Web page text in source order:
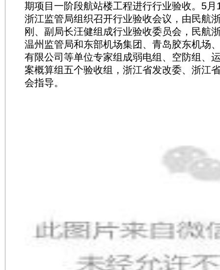
期项目一阶段航站楼工程进行行业验收。5
浙江监管局组织召开行业验收会议，由民航
刚、副局长汪健组成行业验收委员会，民航
温州监管局和东部机场集团、青岛胶东机场
有限公司等单位专家组成弱电组、空防组、
案概算组五个验收组，浙江省发改委、浙江
会指导。